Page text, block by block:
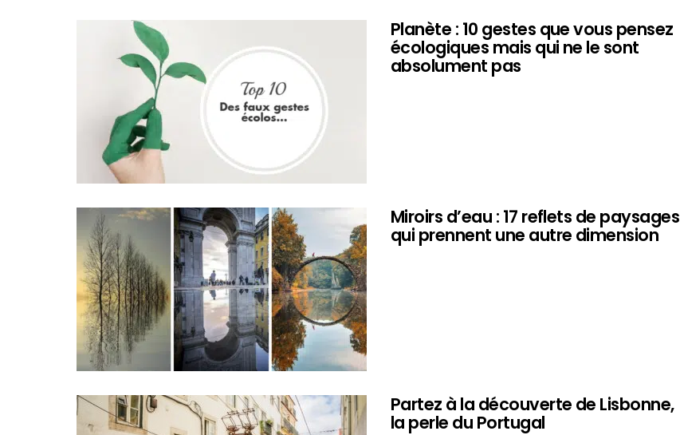
Planète : 10 gestes que vous pensez
écologiques mais qui ne le sont
absolument pas
Miroirs d’eau : 17 reflets de paysages
qui prennent une autre dimension
Partez à la découverte de Lisbonne,
la perle du Portugal